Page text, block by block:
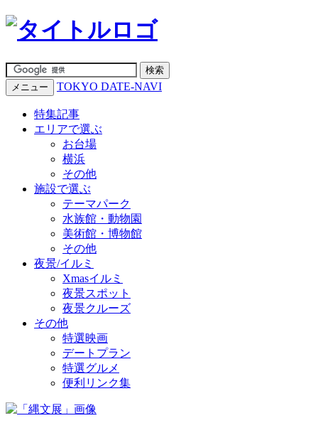
メニュー TOKYO DATE-NAVI
特集記事
エリアで選ぶ
お台場
横浜
その他
施設で選ぶ
テーマパーク
水族館・動物園
美術館・博物館
その他
夜景/イルミ
Xmasイルミ
夜景スポット
夜景クルーズ
その他
特選映画
デートプラン
特選グルメ
便利リンク集